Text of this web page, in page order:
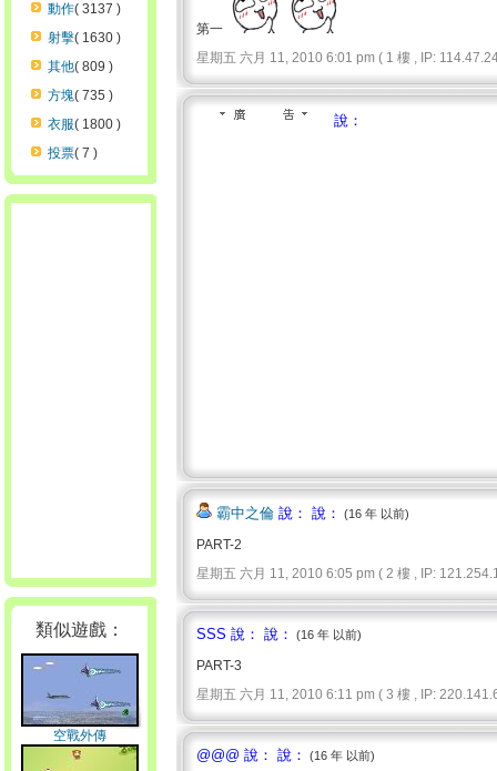
動作( 3137 )
射擊( 1630 )
其他( 809 )
方塊( 735 )
衣服( 1800 )
投票( 7 )
類似遊戲：
空戰外傳
第一
星期五 六月 11, 2010 6:01 pm ( 1 樓 , IP:
說：
霸中之倫 說： 說： (16 年 以前)
PART-2
星期五 六月 11, 2010 6:05 pm ( 2 樓 , IP:
SSS 說： 說： (16 年 以前)
PART-3
星期五 六月 11, 2010 6:11 pm ( 3 樓 , IP:
@@@ 說： 說： (16 年 以前)